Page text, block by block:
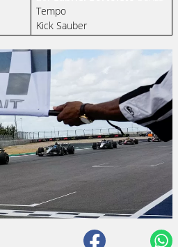
Tempo
Kick Sauber